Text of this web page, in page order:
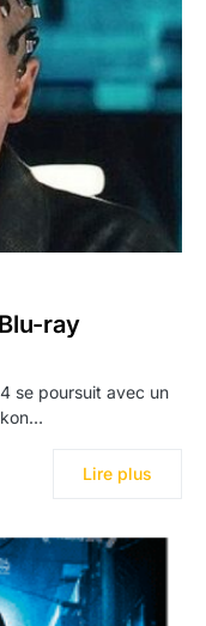
ray
se poursuit avec un
Lire plus